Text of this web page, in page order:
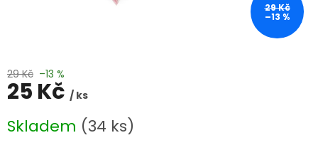
29 Kč
–13 %
29 Kč –13 %
25 Kč / ks
cena:
Skladem (34 ks)